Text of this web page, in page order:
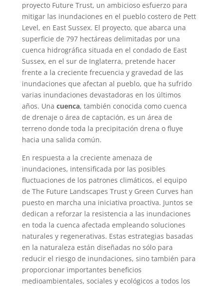
proyecto Future Trust, un ambicioso esfuerzo para
mitigar las inundaciones en el pueblo costero de Pett
Level, en East Sussex. El proyecto, que abarca una
superficie de 797 hectáreas delimitadas por una
cuenca hidrográfica situada en el condado de East
Sussex, en el sur de Inglaterra, pretende hacer
frente a la creciente frecuencia y gravedad de las
inundaciones que afectan al pueblo, que ha sufrido
varias inundaciones devastadoras en los últimos
años. Una cuenca, también conocida como cuenca
de drenaje o área de captación, es un área de
terreno donde toda la precipitación drena o fluye
hacia una salida común.
En respuesta a la creciente amenaza de
inundaciones, intensificada por las posibles
fluctuaciones de los patrones climáticos, el equipo
de The Future Landscapes Trust y Green Curves han
puesto en marcha una iniciativa proactiva. Juntos se
dedican a reforzar la resistencia a las inundaciones
en toda la cuenca afectada empleando soluciones
naturales y regenerativas. Estas estrategias basadas
en la naturaleza están diseñadas no sólo para
reducir el riesgo de inundaciones, sino también para
proporcionar importantes beneficios
medioambientales, sociales y ecológicos a todos los